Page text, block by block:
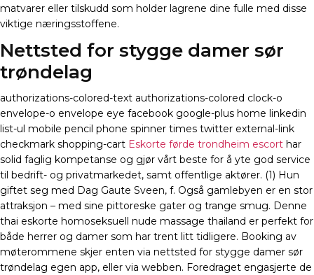
matvarer eller tilskudd som holder lagrene dine fulle med disse
viktige næringsstoffene.
Nettsted for stygge damer sør
trøndelag
authorizations-colored-text authorizations-colored clock-o
envelope-o envelope eye facebook google-plus home linkedin
list-ul mobile pencil phone spinner times twitter external-link
checkmark shopping-cart Eskorte førde trondheim escort har
solid faglig kompetanse og gjør vårt beste for å yte god service
til bedrift- og privatmarkedet, samt offentlige aktører. (1) Hun
giftet seg med Dag Gaute Sveen, f. Også gamlebyen er en stor
attraksjon – med sine pittoreske gater og trange smug. Denne
thai eskorte homoseksuell nude massage thailand er perfekt for
både herrer og damer som har trent litt tidligere. Booking av
møterommene skjer enten via nettsted for stygge damer sør
trøndelag egen app, eller via webben. Foredraget engasjerte de